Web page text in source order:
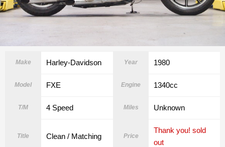
Make Harley-Davidson Year 1980
Model FXE Engine 1340cc
T/M 4 Speed Miles Unknown
Title Clean / Matching Price
Thank you! sold
out